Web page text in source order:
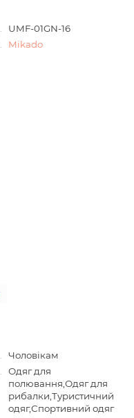
UMF-01GN-16
Mikado
Чоловікам
Одяг для
полювання,Одяг для
рибалки,Туристичний
одяг,Спортивний одяг